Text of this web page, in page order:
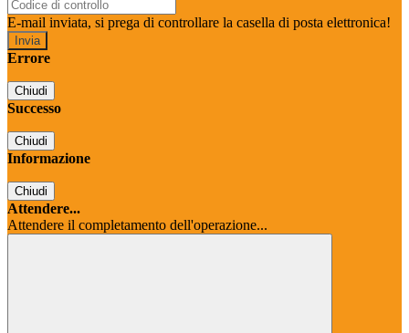
E-mail inviata, si prega di controllare la casella di posta elettronica!
Errore
Chiudi
Successo
Chiudi
Informazione
Chiudi
Attendere...
Attendere il completamento dell'operazione...